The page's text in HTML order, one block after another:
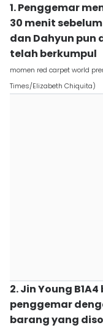
1. Penggemar
30 menit
dan Dahyun pun
telah berkumpul
momen red carpet world
Times/Elizabeth Chiquita)
2. Jin Young
penggemar
barang yang